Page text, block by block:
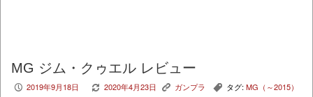
MG ジム・クゥエル レビュー
P 2019年9月18日 V 2020年4月23日 K ガンプラ , タグ: MG（～2015）